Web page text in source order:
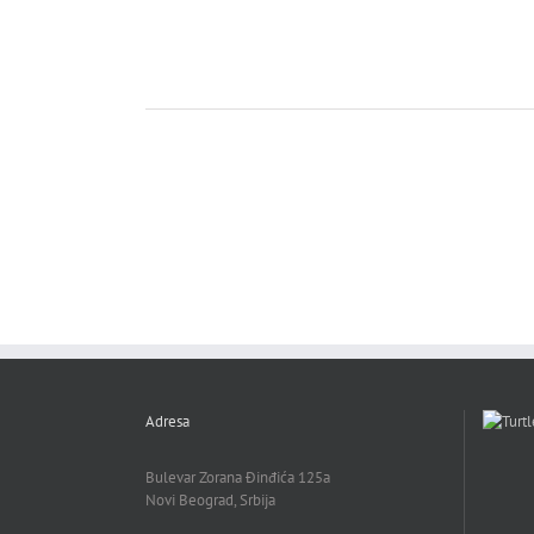
Adresa
Bulevar Zorana Đinđića 125a
Novi Beograd, Srbija